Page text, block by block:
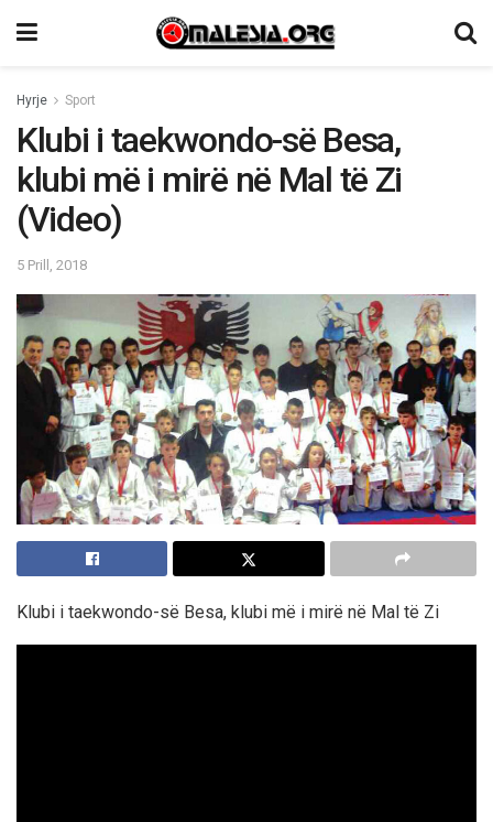
Hyrje Sport
Klubi i taekwondo-së Besa,
klubi më i mirë në Mal të Zi
(Video)
5 Prill, 2018
Klubi i taekwondo-së Besa, klubi më i mirë në Mal të Zi